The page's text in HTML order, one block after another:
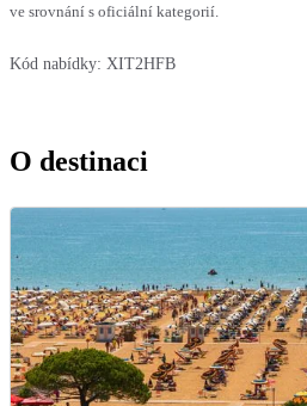
ve srovnání s oficiální kategorií.
Kód nabídky: XIT2HFB
O destinaci